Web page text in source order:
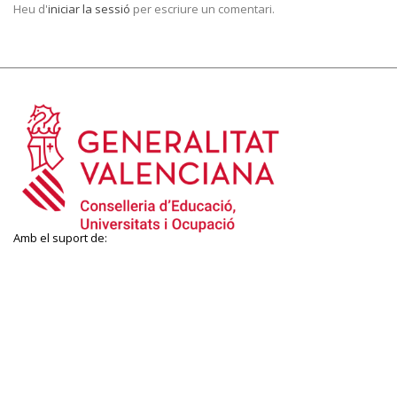
Heu d'iniciar la sessió per escriure un comentari.
Amb el suport de: